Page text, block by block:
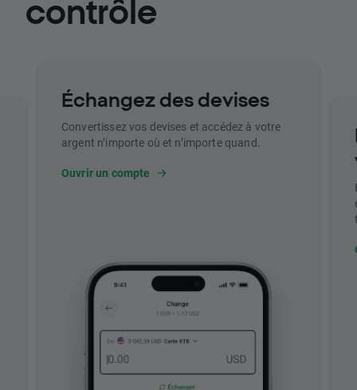
contrôle
Échangez des devises
Convertissez vos devises et accédez à votre
argent n’importe où et n’importe quand.
Ouvrir un compte